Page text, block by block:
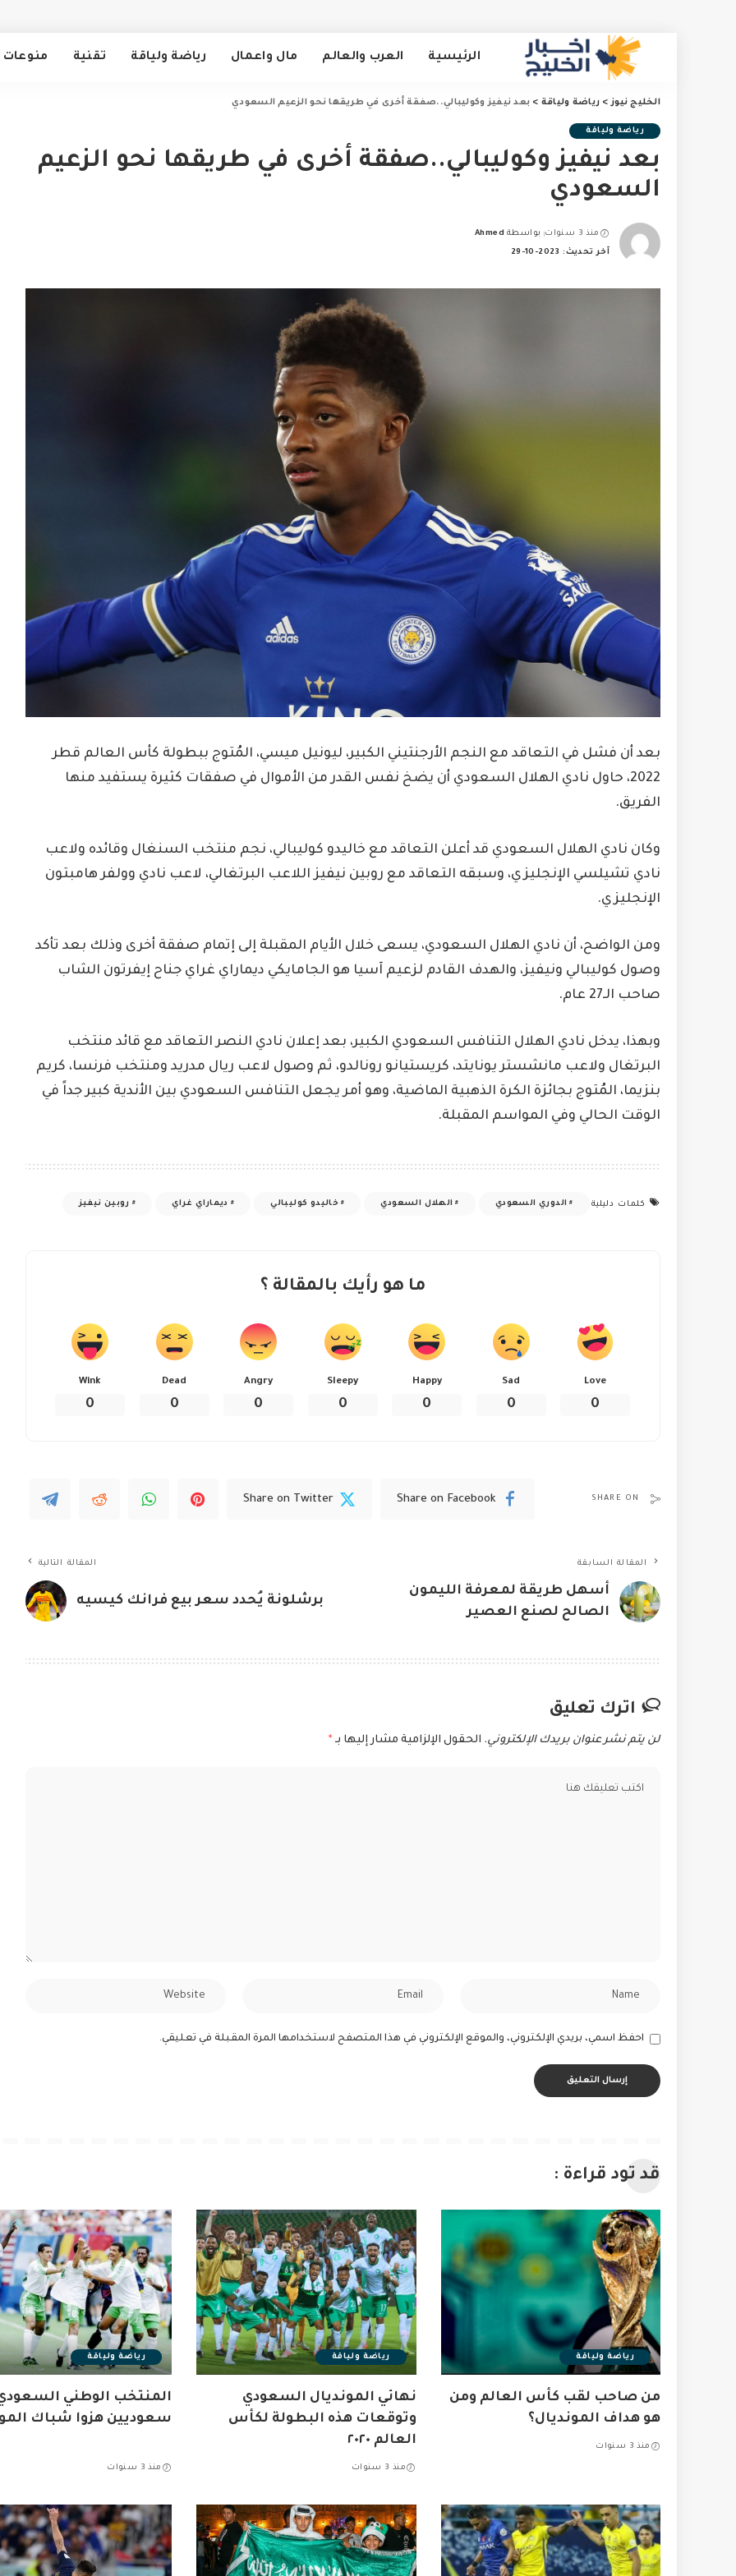
الرئيسية العرب والعالم مال واعمال رياضة ولياقة تقنية منوعات
الخليج نيوز> رياضة ولياقة > بعد نيفيز وكوليبالي..صفقة أخرى في طريقها نحو الزعيم السعودي
رياضة ولياقة
بعد نيفيز وكوليبالي..صفقة أخرى في طريقها نحو الزعيم
السعودي
منذ 3 سنوات
Posted
by
بواسطة Ahmed
آخر تحديث: 2023-10-29
بعد أن فشل في التعاقد مع النجم الأرجنتيني الكبير، ليونيل ميسي، المُتوج ببطولة كأس العالم قطر
2022، حاول نادي الهلال السعودي أن يضخ نفس القدر من الأموال في صفقات كثيرة يستفيد منها
الفريق.
وكان نادي الهلال السعودي قد أعلن التعاقد مع خاليدو كوليبالي، نجم منتخب السنغال وقائده ولاعب
نادي تشيلسي الإنجليزي، وسبقه التعاقد مع روبين نيفيز اللاعب البرتغالي، لاعب نادي وولفر هامبتون
الإنجليزي.
ومن الواضح، أن نادي الهلال السعودي، يسعى خلال الأيام المقبلة إلى إتمام صفقة أخرى وذلك بعد تأكد
وصول كوليبالي ونيفيز، والهدف القادم لزعيم آسيا هو الجامايكي ديماراي غراي جناح إيفرتون الشاب
صاحب الـ27 عام.
وبهذا، يدخل نادي الهلال التنافس السعودي الكبير، بعد إعلان نادي النصر التعاقد مع قائد منتخب
البرتغال ولاعب مانشستر يونايتد، كريستيانو رونالدو، ثم وصول لاعب ريال مدريد ومنتخب فرنسا، كريم
بنزيما، المُتوج بجائزة الكرة الذهبية الماضية، وهو أمر يجعل التنافس السعودي بين الأندية كبير جداً في
الوقت الحالي وفي المواسم المقبلة.
كلمات دليلية الدوري السعودي الهلال السعودي خاليدو كوليبالي ديماراي غراي روبين نيفيز
ما هو رأيك بالمقالة ؟
Love
0
Sad
0
Happy
0
Sleepy
0
Angry
0
Dead
0
Wink
0
SHARE ON
Share on Facebook
Share on Twitter
المقالة السابقة
أسهل طريقة لمعرفة الليمون
الصالح لصنع العصير
المقالة التالية
برشلونة يُحدد سعر بيع فرانك كيسيه
اترك تعليق
لن يتم نشر عنوان بريدك الإلكتروني. الحقول الإلزامية مشار إليها بـ *
احفظ اسمي، بريدي الإلكتروني، والموقع الإلكتروني في هذا المتصفح لاستخدامها المرة المقبلة في تعليقي.
قد تود قراءة :
رياضة ولياقة
من صاحب لقب كأس العالم ومن
هو هداف المونديال؟
منذ 3 سنوات
رياضة ولياقة
نهائي المونديال السعودي
وتوقعات هذه البطولة لكأس
العالم ٢٠٢٠
منذ 3 سنوات
رياضة ولياقة
سعوديين هزوا شباك
منذ 3 سنوات